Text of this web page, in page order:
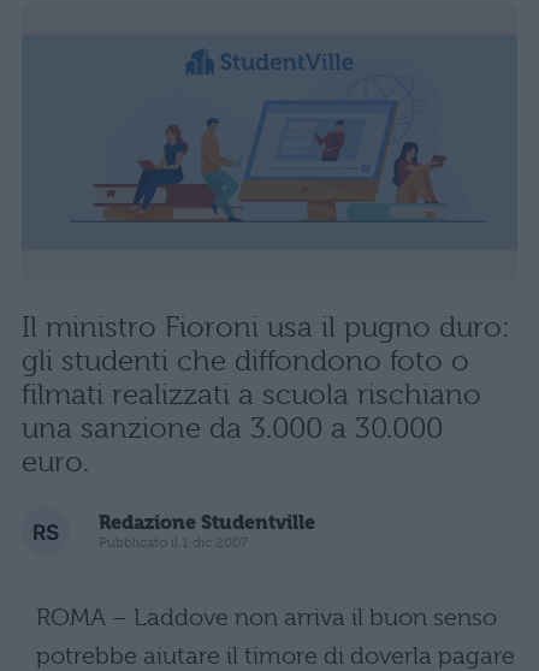
Il ministro Fioroni usa il pugno duro:
gli studenti che diffondono foto o
filmati realizzati a scuola rischiano
una sanzione da 3.000 a 30.000
euro.
Redazione Studentville
Pubblicato il 1 dic 2007
ROMA – Laddove non arriva il buon senso
potrebbe aiutare il timore di doverla pagare